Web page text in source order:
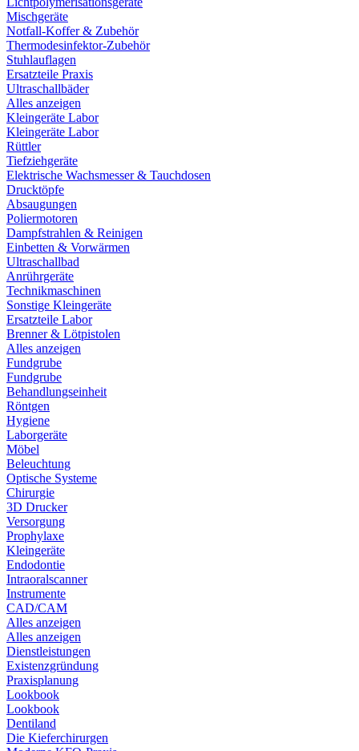
Mischgeräte
Notfall-Koffer & Zubehör
Thermodesinfektor-Zubehör
Stuhlauflagen
Ersatzteile Praxis
Ultraschallbäder
Alles anzeigen
Kleingeräte Labor
Kleingeräte Labor
Rüttler
Tiefziehgeräte
Elektrische Wachsmesser & Tauchdosen
Drucktöpfe
Absaugungen
Poliermotoren
Dampfstrahlen & Reinigen
Einbetten & Vorwärmen
Ultraschallbad
Anrührgeräte
Technikmaschinen
Sonstige Kleingeräte
Ersatzteile Labor
Brenner & Lötpistolen
Alles anzeigen
Fundgrube
Fundgrube
Behandlungseinheit
Röntgen
Hygiene
Laborgeräte
Möbel
Beleuchtung
Optische Systeme
Chirurgie
3D Drucker
Versorgung
Prophylaxe
Kleingeräte
Endodontie
Intraoralscanner
Instrumente
CAD/CAM
Alles anzeigen
Alles anzeigen
Dienstleistungen
Existenzgründung
Praxisplanung
Lookbook
Lookbook
Dentiland
Die Kieferchirurgen